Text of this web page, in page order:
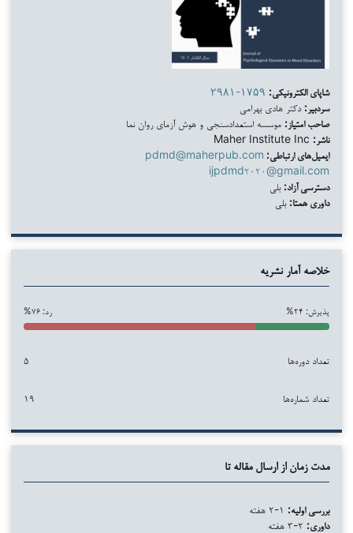
شاپای الکترونیکی: ۲۹۸۱-۱۷۵۹
سردبیر: دکتر هادی بهرامی
صاحب امتیاز: موسسه استعدادسنجی و هوش آزمای روان نما
ناشر:
ایمیل‌های ارتباطی: pdmd@maherpub.com
ijpdmd۲۰۲۰@gmail.com
دسترسی آزاد: بلی
داوری همتا: بلی
خلاصه آمار نشریه
پذیرش: ۲۴% رد: ۷۶%
تعداد دوره‌ها ۵
تعداد شماره‌ها ۱۹
مدت زمان از ارسال مقاله تا
بررسی اولیه:
داوری: